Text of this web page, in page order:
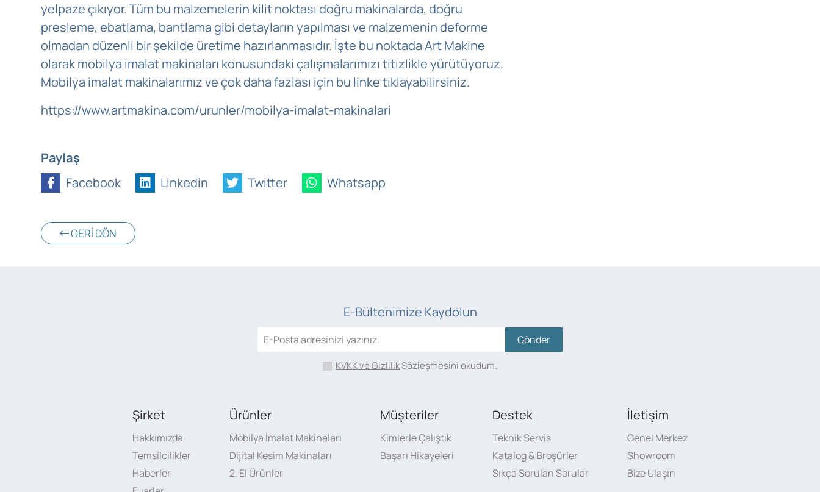
yelpaze çıkıyor. Tüm bu malzemelerin kilit noktası doğru makinalarda, doğru
presleme, ebatlama, bantlama gibi detayların yapılması ve malzemenin deforme
olmadan düzenli bir şekilde üretime hazırlanmasıdır. İşte bu noktada Art Makine
olarak mobilya imalat makinaları konusundaki çalışmalarımızı titizlikle yürütüyoruz.
Mobilya imalat makinalarımız ve çok daha fazlası için bu linke tıklayabilirsiniz.
https://www.artmakina.com/urunler/mobilya-imalat-makinalari
Paylaş
Facebook
Linkedin Twitter Whatsapp
GERI DÖN
E-Bültenimize Kaydolun
Gönder
KVKK ve GizlilikSözleşmesini okudum.
Şirket
Hakkımızda
Temsilcilikler
Haberler
Ürünler
Mobilya İmalat Makinaları
Dijital Kesim Makinaları
2. El Ürünler
Müşteriler
Kimlerle Çalıştık
Başarı Hikayeleri
Destek
Teknik Servis
Katalog & Broşürler
Sıkça Sorulan Sorular
İletişim
Genel Merkez
Showroom
Bize Ulaşın